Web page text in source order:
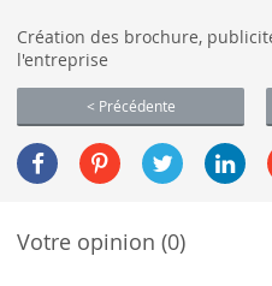
Création des brochure,
l'entreprise
< Précédente
Votre opinion (0)